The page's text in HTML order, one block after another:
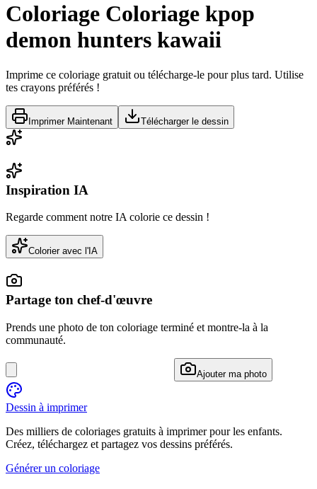
Coloriage Coloriage kpop
demon hunters kawaii
Imprime ce coloriage gratuit ou télécharge-le pour plus tard. Utilise
tes crayons préférés !
Imprimer Maintenant Télécharger le dessin
Inspiration IA
Regarde comment notre IA colorie ce dessin !
Colorier avec l'IA
Partage ton chef-d'œuvre
Prends une photo de ton coloriage terminé et montre-la à la
communauté.
Ajouter ma photo
Dessin à imprimer
Des milliers de coloriages gratuits à imprimer pour les enfants.
Créez, téléchargez et partagez vos dessins préférés.
Générer un coloriage